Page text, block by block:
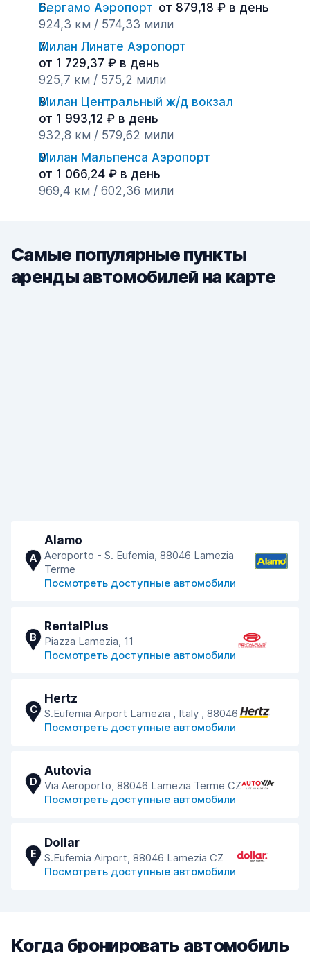
Бергамо Аэропорт от 879,18 ₽ в день
924,3 км / 574,33 мили
Милан Линате Аэропорт
от 1 729,37 ₽ в день
925,7 км / 575,2 мили
Милан Центральный ж/д вокзал
от 1 993,12 ₽ в день
932,8 км / 579,62 мили
Милан Мальпенса Аэропорт
от 1 066,24 ₽ в день
969,4 км / 602,36 мили
Самые популярные пункты
аренды автомобилей на карте
A
Alamo
Aeroporto - S. Eufemia, 88046 Lamezia
Terme
Посмотреть доступные автомобили
B
RentalPlus
Piazza Lamezia, 11
Посмотреть доступные автомобили
C
Hertz
S.Eufemia Airport Lamezia , Italy , 88046
Посмотреть доступные автомобили
D
Autovia
Via Aeroporto, 88046 Lamezia Terme CZ
Посмотреть доступные автомобили
E
Dollar
S.Eufemia Airport, 88046 Lamezia CZ
Посмотреть доступные автомобили
Когда бронировать автомобиль